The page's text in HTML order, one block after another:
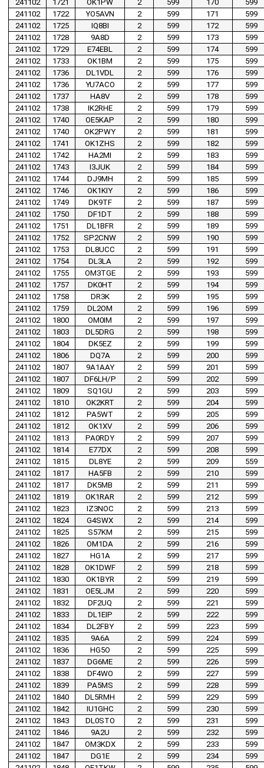
241102 1721 OK1PW 2 599 170
599
241102
1722 YO5AVN 2 599 171
599
241102
1725 IQ8BI 2 599 172
599
241102
1728 9A8D 2 599 173
599
241102
1729 E74EBL 2 599 174
599
241102
1733 OK1BM 2 599 175
599
241102
1736 DL1VDL 2 599 176
599
241102
1736 YU7ACO 2 599 177
599
241102
1737 HA8V 2 599 178
599
241102
1738 IK2RHE 2 599 179
599
241102
1740 OE5KAP 2 599 180
599
241102
1740 OK2PWY 2 599 181
599
241102
1741 OK1ZHS 2 599 182
599
241102
1742 HA2MI 2 599 183
599
241102
1743 I3JUK 2 599 184
599
241102
1744 DJ9MH 2 599 185
599
241102
1746 OK1KIY 2 599 186
599
241102
1749 DK9TF 2 599 187
599
241102
1750 DF1DT 2 599 188
599
241102
1751 DL1BFR 2 599 189
599
241102
1752 SP2CNW 2 599 190
599
241102
1753 DL8UCC 2 599 191
599
241102
1754 DL3LA 2 599 192
599
241102
1755 OM3TGE 2 599 193
599
241102
1757 DK0HT 2 599 194
599
241102
1758 DR3K 2 599 195
599
241102
1759 DL2OM 2 599 196
599
241102
1800 OM0IM 2 599 197
599
241102
1803 DL5DRG 2 599 198
599
241102
1804 DK5EZ 2 599 199
599
241102
1806 DQ7A 2 599 200
599
241102
1807 9A1AAY 2 599 201
599
241102
1807 DF6LH/P 2 599 202
599
241102
1809 SQ1GU 2 599 203
599
241102
1810 OK2KRT 2 599 204
599
241102
1812 PA5WT 2 599 205
599
241102
1812 OK1XV 2 599 206
599
241102
1813 PA0RDY 2 599 207
599
241102
1814 E77DX 2 599 208
599
241102
1815 DL8YE 2 599 209
559
241102
1817 HA5FB 2 599 210
599
241102
1817 DK5MB 2 599 211
599
241102
1819 OK1RAR 2 599 212
599
241102
1823 IZ3NOC 2 599 213
599
241102
1824 G4SWX 2 599 214
599
241102
1825 S57KM 2 599 215
599
241102
1826 OM1DA 2 599 216
599
241102
1827 HG1A 2 599 217
599
241102
1828 OK1DWF 2 599 218
599
241102
1830 OK1BYR 2 599 219
599
241102
1831 OE5LJM 2 599 220
599
241102
1832 DF2UQ 2 599 221
599
241102
1833 DL1EIP 2 599 222
599
241102
1834 DL2FBY 2 599 223
599
241102
1835 9A6A 2 599 224
599
241102
1836 HG5O 2 599 225
599
241102
1837 DG6ME 2 599 226
599
241102
1838 DF4WO 2 599 227
599
241102
1839 PA5MS 2 599 228
599
241102
1840 DL5RMH 2 599 229
599
241102
1842 IU1GHC 2 599 230
599
241102
1843 DL0STO 2 599 231
599
241102
1846 9A2U 2 599 232
599
241102
1847 OM3KDX 2 599 233
599
241102
1847 DG1E 2 599 234
599